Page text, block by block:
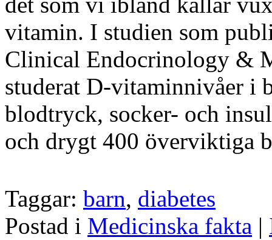
vitamin. I studien som
Clinical Endocrinology &
studerat D-vitaminnivåer i
blodtryck, socker- och
och drygt 400 överviktiga
Taggar: barn, diabetes
Postad i Medicinska fakta |